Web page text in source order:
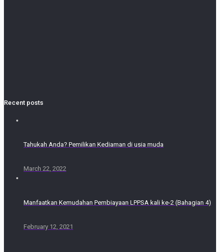
Recent posts
Tahukah Anda? Pemilikan Kediaman di usia muda
March 22, 2022
Manfaatkan Kemudahan Pembiayaan LPPSA kali ke-2 (Bahagian 4)
February 12, 2021